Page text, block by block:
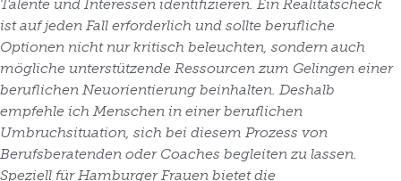
Talente und Interessen identifizieren. Ein Realitätscheck
ist auf jeden Fall erforderlich und sollte berufliche
Optionen nicht nur kritisch beleuchten, sondern auch
mögliche unterstützende Ressourcen zum Gelingen einer
beruflichen Neuorientierung beinhalten. Deshalb
empfehle ich Menschen in einer beruflichen
Umbruchsituation, sich bei diesem Prozess von
Berufsberatenden oder Coaches begleiten zu lassen.
Speziell für Hamburger Frauen bietet die